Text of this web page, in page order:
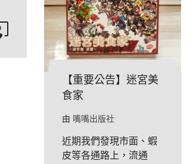
【重要公告】迷宮美
食家
由 嘴嘴出版社
近期我們發現市面、蝦
皮等各通路上，流通